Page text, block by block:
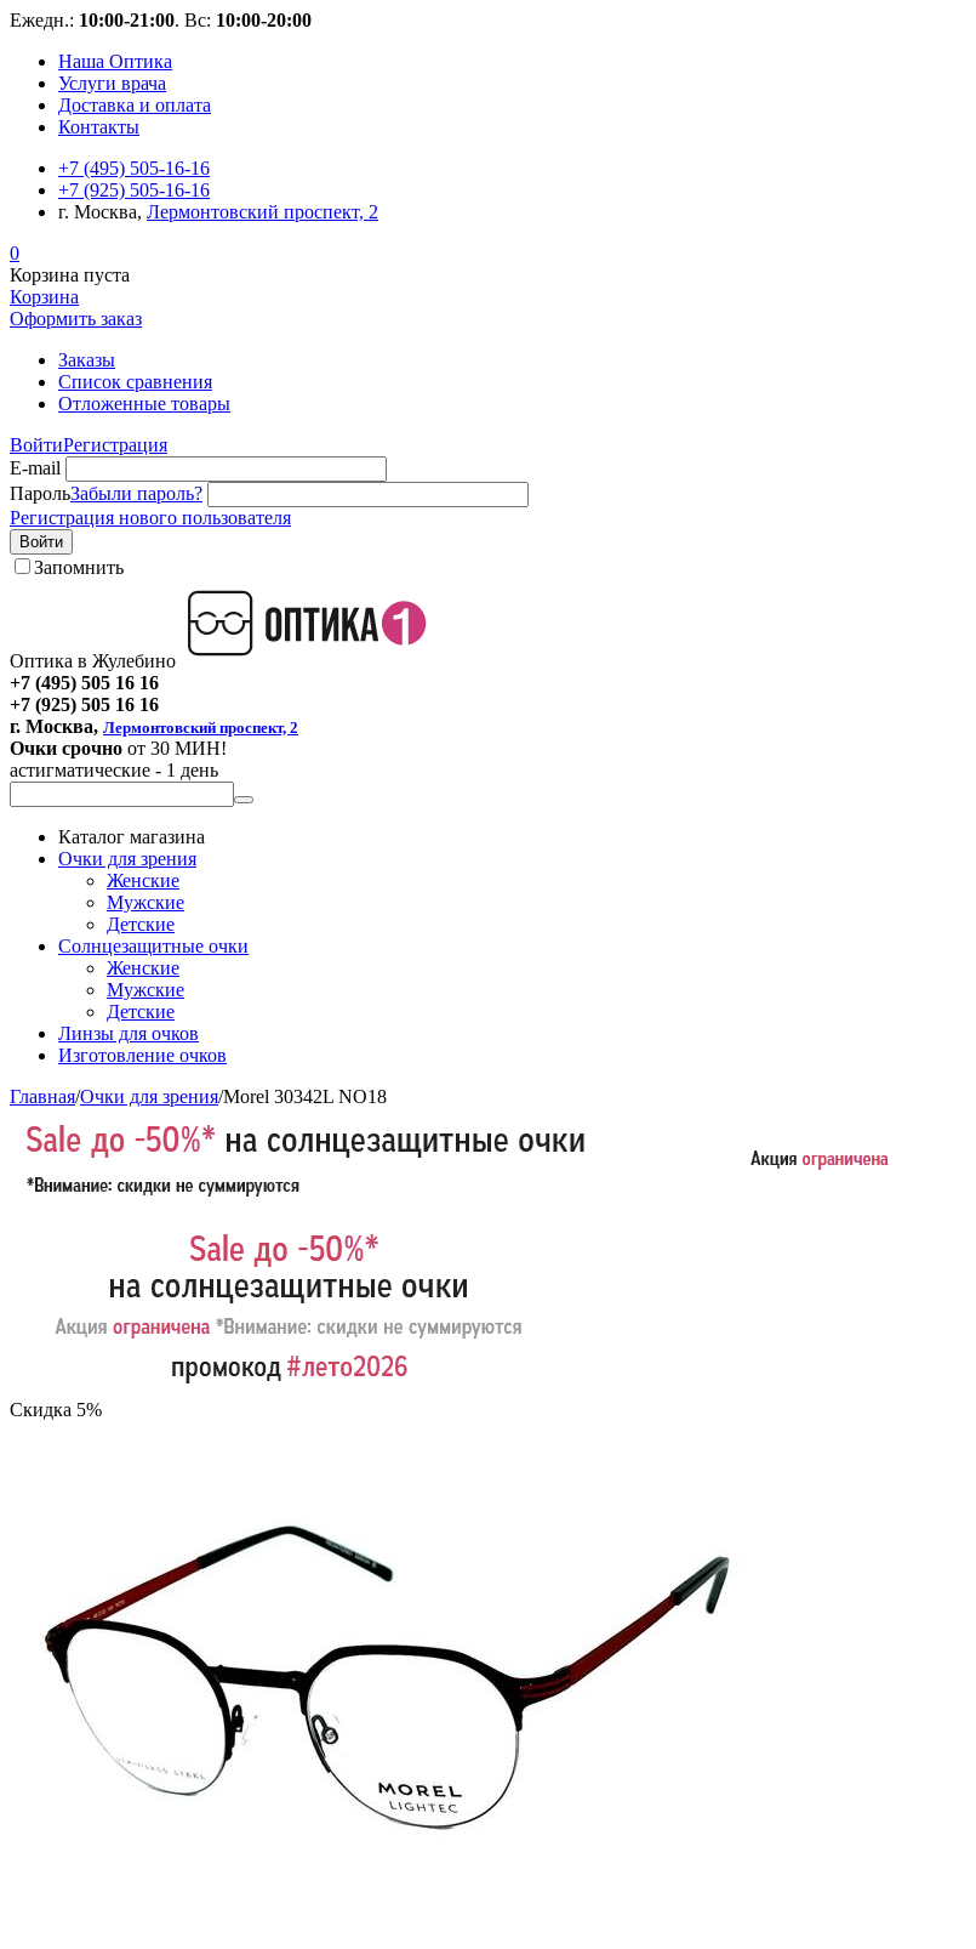
Ежедн.: 10:00-21:00. Вс: 10:00-20:00
Наша Оптика
Услуги врача
Доставка и оплата
Контакты
+7 (495) 505-16-16
+7 (925) 505-16-16
г. Москва, Лермонтовский проспект, 2
0
Корзина пуста
Корзина
Оформить заказ
Заказы
Список сравнения
Отложенные товары
ВойтиРегистрация
E-mail
ПарольЗабыли пароль?
Регистрация нового пользователя
Войти
Запомнить
Оптика в Жулебино
+7 (495) 505 16 16
+7 (925) 505 16 16
г. Москва, Лермонтовский проспект, 2
Очки срочно от 30 МИН!
астигматические - 1 день
Каталог магазина
Очки для зрения
Женские
Мужские
Детские
Солнцезащитные очки
Женские
Мужские
Детские
Линзы для очков
Изготовление очков
Главная/Очки для зрения/Morel 30342L NO18
Скидка 5%